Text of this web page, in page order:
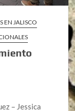
EN JALISCO
– Jessica